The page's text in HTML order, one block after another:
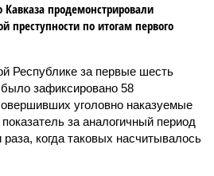
Кавказа продемонстрировали
преступности по итогам первого
Республике за первые шесть
зафиксировано 58
уголовно наказуемые
за аналогичный период
когда таковых насчитывалось